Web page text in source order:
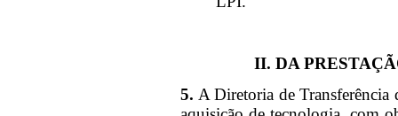
II. DA
5. A Diretoria de Transferência